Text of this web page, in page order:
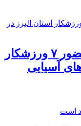
۲ مدال برنز نتیجه حضور ۷ ورزشکار
آسیایی